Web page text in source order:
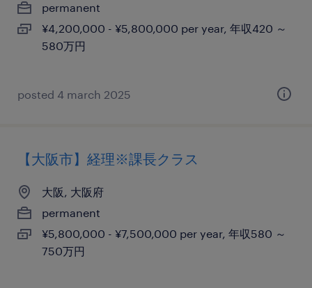
permanent
¥4,200,000 - ¥5,800,000 per year, 年収420 ～
580万円
posted 4 march 2025
【大阪市】経理※課長クラス
大阪, 大阪府
permanent
¥5,800,000 - ¥7,500,000 per year, 年収580 ～
750万円